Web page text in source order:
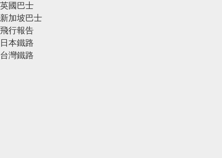
英國巴士
新加坡巴士
飛行報告
日本鐵路
台灣鐵路